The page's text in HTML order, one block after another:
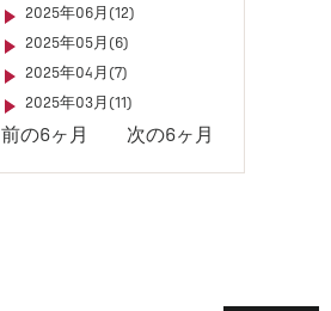
2025年06月(12)
2025年05月(6)
2025年04月(7)
2025年03月(11)
前の6ヶ月 次の6ヶ月